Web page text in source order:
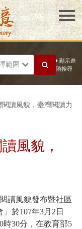
範圍
顯示進
階搜尋
讀風貌，臺灣閱讀力
風貌，
風貌發布暨社區
於107年3月2日
時30分，在教育部5